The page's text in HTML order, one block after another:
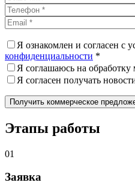
Я ознакомлен и согласен с
конфиденциальности *
Я соглашаюсь на
Я согласен получать
Этапы работы
01
Заявка